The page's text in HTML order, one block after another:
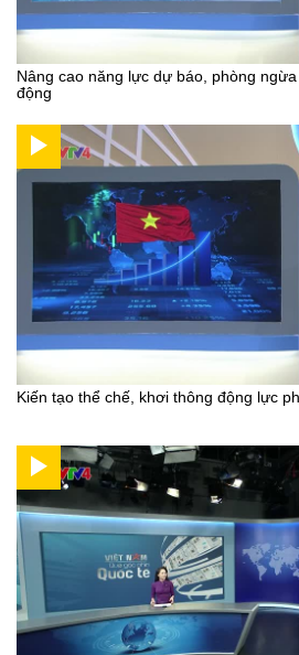
Nâng cao năng lực dự báo, phòng
động
Kiến tạo thể chế, khơi thông động lực